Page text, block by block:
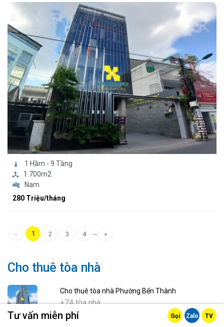
1 Hầm - 9 Tầng
1.700m2
Nam
280 Triệu/tháng
« 1 2 3 4 ... »
Cho thuê tòa nhà
Cho thuê tòa nhà Phường Bến Thành
+74 tòa nhà
Tư vấn miễn phí Gọi Zalo TV